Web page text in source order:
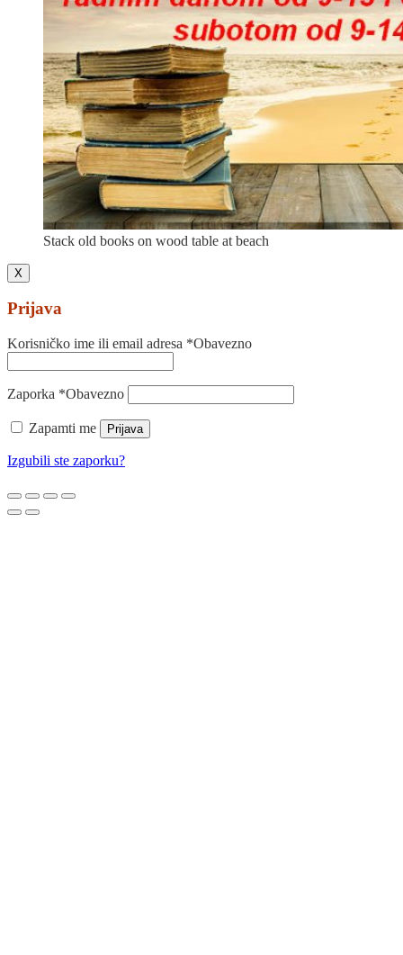
Stack old books on wood table at beach
X
Prijava
Korisničko ime ili email adresa *Obavezno
Zaporka *Obavezno
Zapamti me Prijava
Izgubili ste zaporku?